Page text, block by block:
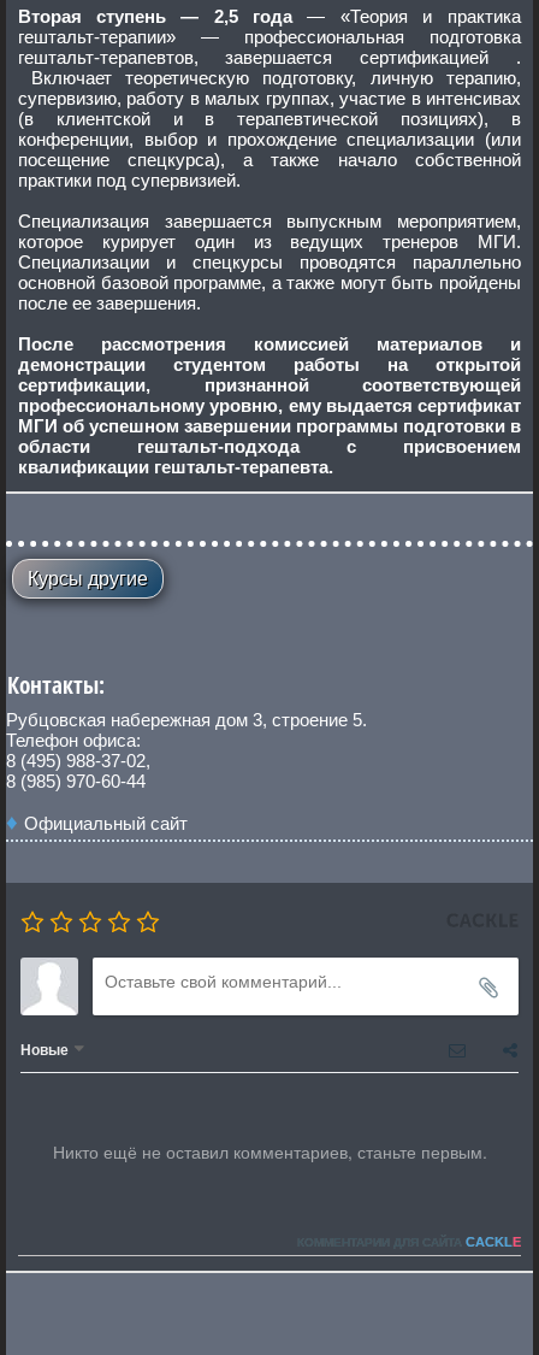
Вторая ступень — 2,5 года — «Теория и практика
гештальт-терапии» — профессиональная подготовка
гештальт-терапевтов, завершается сертификацией .
Включает теоретическую подготовку, личную терапию,
супервизию, работу в малых группах, участие в интенсивах
(в клиентской и в терапевтической позициях), в
конференции, выбор и прохождение специализации (или
посещение спецкурса), а также начало собственной
практики под супервизией.
Специализация завершается выпускным мероприятием,
которое курирует один из ведущих тренеров МГИ.
Специализации и спецкурсы проводятся параллельно
основной базовой программе, а также могут быть пройдены
после ее завершения.
После рассмотрения комиссией материалов и
демонстрации студентом работы на открытой
сертификации, признанной соответствующей
профессиональному уровню, ему выдается сертификат
МГИ об успешном завершении программы подготовки в
области гештальт-подхода с присвоением
квалификации гештальт-терапевта.
Курсы другие
Контакты:
Рубцовская набережная дом 3, строение 5.
Телефон офиса:
8 (495) 988-37-02,
8 (985) 970-60-44
Официальный сайт
Новые
Никто ещё не оставил комментариев, станьте первым.
CACKLE